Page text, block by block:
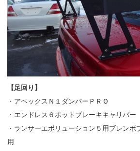
【足回り】
・アペックスＮ１ダンパーＰＲＯ
・エンドレス６ポットブレーキキャリパー
・ランサーエボリューション５用ブレンボ
用